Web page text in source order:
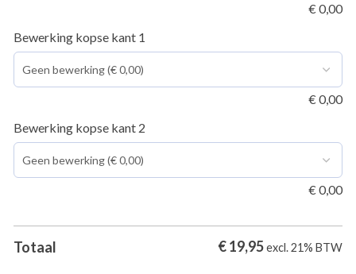
€0,00
Bewerking kopse kant 1
€0,00
Bewerking kopse kant 2
€0,00
Totaal €19,95excl. 21% BTW